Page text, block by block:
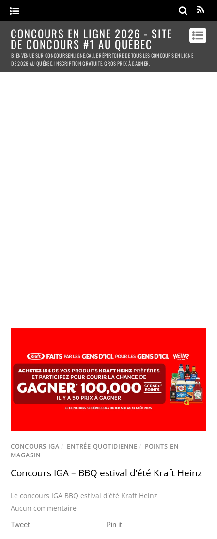
CONCOURS EN LIGNE 2026 - SITE
DE CONCOURS #1 AU QUÉBEC
BIENVENUE SUR CONCOURSENLIGNE.CA. LE RÉPERTOIRE DE TOUS LES CONCOURS EN LIGNE
DE 2026 AU QUÉBEC. INSCRIPTION GRATUITE. GROS PRIX À GAGNER.
CONCOURS IGA / ENTRÉE QUOTIDIENNE / POINTS EN
MAGASIN
Concours IGA – BBQ estival d’été Kraft Heinz
Le concours IGA BBQ estival d'été Kraft Heinz
Aucun commentaire
Tweet Pin it